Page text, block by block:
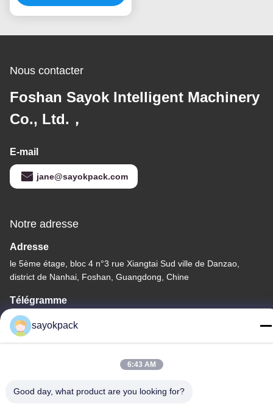
cachetage d'oreiller
Nous contacter
Foshan Sayok Intelligent Machinery
Co., Ltd.，
E-mail
jane@sayokpack.com
Notre adresse
Adresse
le 5ème étage, bloc 4 n°3 rue Xiangtai Sud ville de Danzao,
district de Nanhai, Foshan, Guangdong, Chine
Télégramme
86-757-8660-5060
Politique de confidentialité| Plan du site
sayokpack
6:43 AM
Good day, what product are you looking for?